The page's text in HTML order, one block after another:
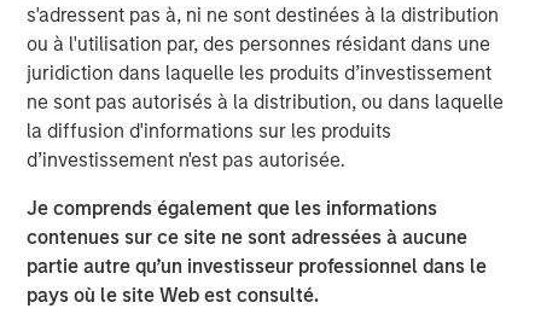
s'adressent pas à, ni ne sont destinées à la distribution
ou à l'utilisation par, des personnes résidant dans une
juridiction dans laquelle les produits d’investissement
ne sont pas autorisés à la distribution, ou dans laquelle
la diffusion d'informations sur les produits
d’investissement n'est pas autorisée.
Je comprends également que les informations
contenues sur ce site ne sont adressées à aucune
partie autre qu’un investisseur professionnel dans le
pays où le site Web est consulté.
St. Croix EDC Business of the Year
IQMS Manufacturing Success Award for using
software to enhance all business services
RJG Training Excellence Award for their
Certification program
The acquisition enhances Comar's ability to serve